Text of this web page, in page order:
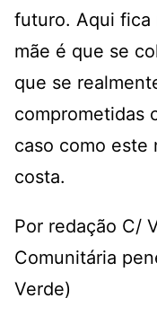
futuro. Aqui fica
mãe é que se
que se
comprometidas
caso como este
costa.
Por redação C/
Comunitária
Verde)